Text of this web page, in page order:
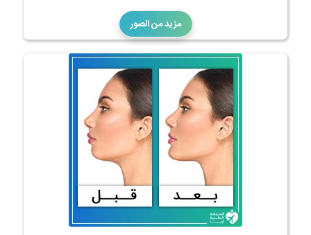
مزيد من الصور